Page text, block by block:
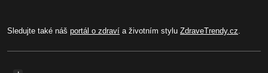
Sledujte také náš portál o zdraví a životním stylu ZdraveTrendy.cz.